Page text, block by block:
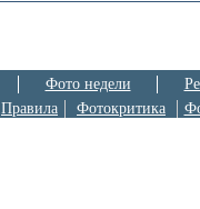
Фото недели
Правила Фотокритика